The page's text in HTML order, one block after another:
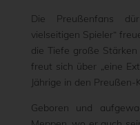
Die Preußenfans
vielseitigen Spieler“
die Tiefe große
freut sich über „eine
Jährige in den
Geboren und